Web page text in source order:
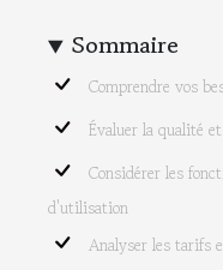
Sommaire
Comprendre vos
Évaluer la qualité
Considérer les
d'utilisation
Analyser les tarifs